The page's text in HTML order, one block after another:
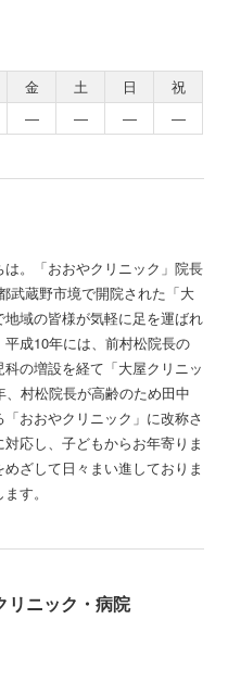
金 土 日
祝
― ― ― ―
。「おおやクリニック」院長
武蔵野市境で開院された「大
域の皆様が気軽に足を運ばれ
成10年には、前村松院長の
の増設を経て「大屋クリニッ
村松院長が高齢のため田中
おおやクリニック」に改称さ
応し、子どもからお年寄りま
ざして日々まい進しておりま
す。
リニック・病院